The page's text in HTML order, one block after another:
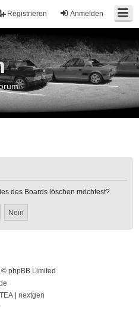
Anmelden
Registrieren
des Boards löschen möchtest?
phpBB Limited
nextgen